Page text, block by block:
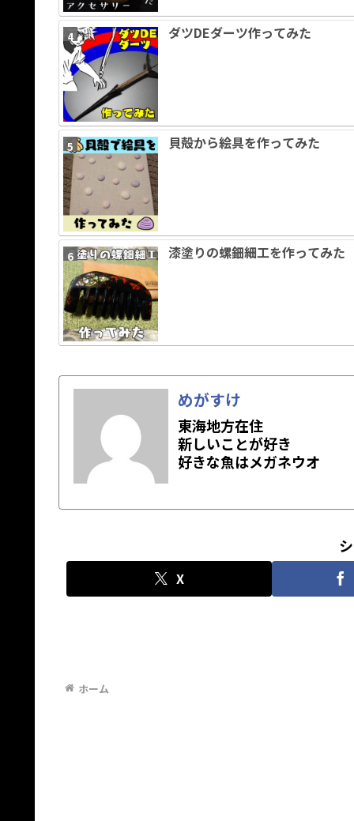
ダツDEダーツ作ってみた
貝殻から絵具を作ってみた
漆塗りの螺鈿細工を作ってみた
めがすけ
東海地方在住
新しいことが好き
好きな魚はメガネウオ
X
ホーム